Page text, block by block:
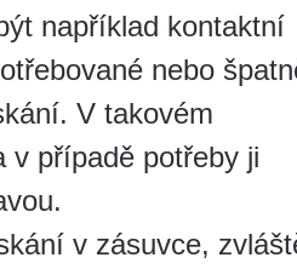
například kontaktní
nebo
V takovém
v případě potřeby ji
v zásuvce,